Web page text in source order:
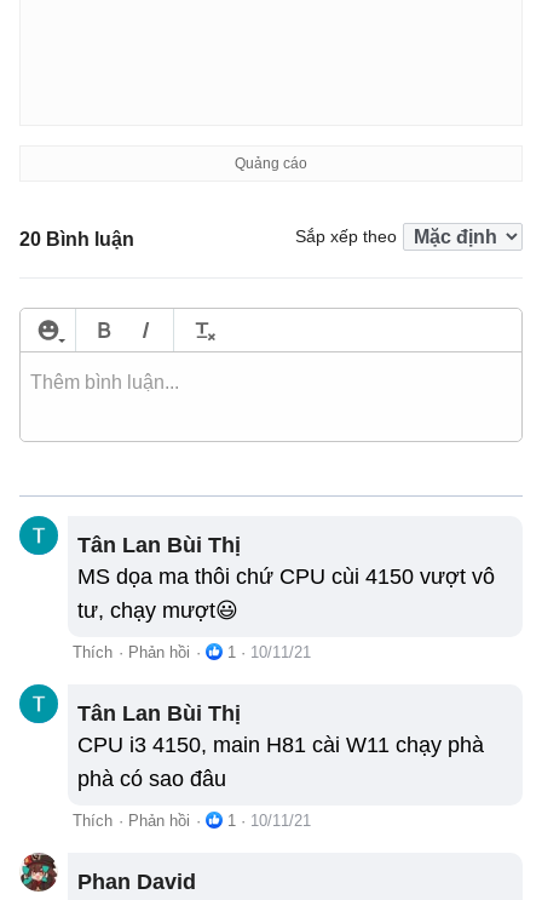
20 Bình luận Sắp xếp theo
Tân Lan Bùi Thị
MS dọa ma thôi chứ CPU cùi 4150 vượt vô
tư, chạy mượt😃
Thích · Phản hồi · 1 · 10/11/21
Tân Lan Bùi Thị
CPU i3 4150, main H81 cài W11 chạy phà
phà có sao đâu
Thích · Phản hồi · 1 · 10/11/21
Phan David